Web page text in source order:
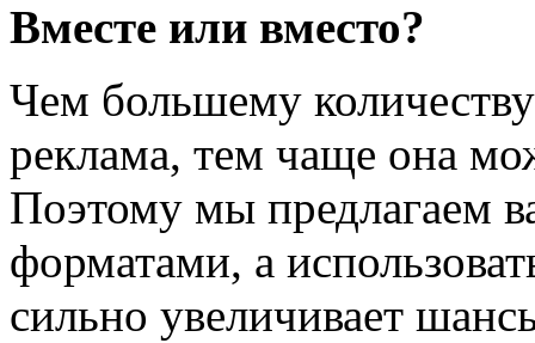
Вместе или вместо?
Чем большему
реклама, тем чаще она
Поэтому мы предлагаем
форматами, а
сильно увеличивает